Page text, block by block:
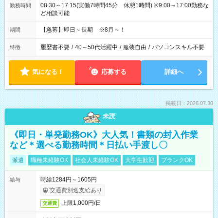
勤務時間
08:30～17:15(実働7時間45分 休憩1時間) ※9:00～17:00勤務な
ど相談可能
期間 【急募】即日～長期 ※8月～！
特徴 履歴書不要 / 40～50代活躍中 / 服装自由 / パソコンスキル不要
気になる！ 応募する 詳細へ
掲載日：2026.07.30
未読
《即日・単発勤務OK》大人気！書類の封入作業
など＊選べる勤務時間＊日払い手渡し〇
派遣 職種未経験OK 社会人未経験OK 大学生歓迎 ブランクOK
給与
時給1284円～1605円
交通費別途支給あり
交通費 上限1,000円/日